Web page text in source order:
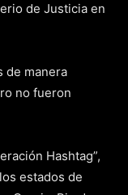
de Justicia en
de manera
no fueron
Hashtag”,
estados de